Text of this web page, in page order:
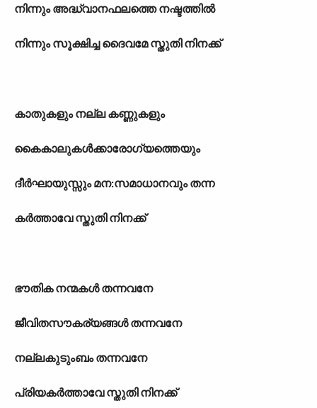
നിന്നും അദ്ധ്വാനഫലത്തെ നഷ്ടത്തില്‍
നിന്നും സൂക്ഷിച്ച ദൈവമേ സ്തുതി നിനക്ക്
കാതുകളും നല്ല കണ്ണുകളും
കൈകാലുകള്‍ക്കാരോഗ‍്യത്തെയും
ദീര്‍ഘായുസ്സും മന:സമാധാനവും തന്ന
കര്‍ത്താവേ സ്തുതി നിനക്ക്
ഭൗതിക നന്മകള്‍ തന്നവനേ
ജീവിതസൗകര‍്യങ്ങള്‍ തന്നവനേ
നല്ലകുടുംബം തന്നവനേ
പ്രിയകര്‍ത്താവേ സ്തുതി നിനക്ക്